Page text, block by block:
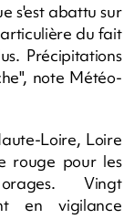
s'est abattu sur
du fait
Précipitations
note Météo-
Loire, Loire
rouge pour les
Vingt
en vigilance